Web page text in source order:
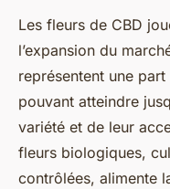
Les fleurs de CBD
l’expansion du
représentent une
pouvant atteindre
variété et de leur
fleurs biologiques,
contrôlées, alimente